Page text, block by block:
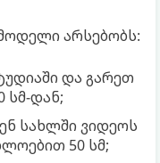
არსებობს:
და გარეთ
სმ-დან;
სახლში ვიდეოს
50 სმ;